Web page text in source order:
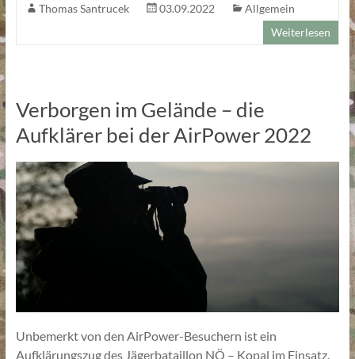
Thomas Santrucek 03.09.2022
Allgemein
Weiterlesen
Verborgen im Gelände – die
Aufklärer bei der AirPower 2022
Unbemerkt von den AirPower-Besuchern ist ein
Aufklärungszug des Jägerbataillon NÖ – Kopal im Einsatz.